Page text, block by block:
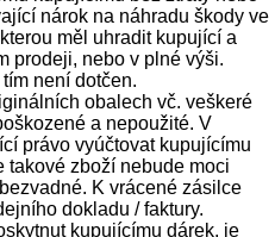
nárok na náhradu škody ve
měl uhradit kupující a
prodeji, nebo v plné výši.
není dotčen.
obalech vč. veškeré
a nepoužité. V
právo vyúčtovat kupujícímu
takové zboží nebude moci
K vrácené zásilce
dokladu / faktury.
kupujícímu dárek, je